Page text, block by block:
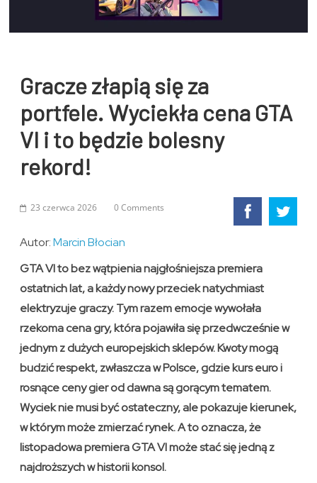
Gracze złapią się za
portfele. Wyciekła cena GTA
VI i to będzie bolesny
rekord!
23 czerwca 2026 0 Comments
Autor:Marcin Błocian
GTA VI to bez wątpienia najgłośniejsza premiera
ostatnich lat, a każdy nowy przeciek natychmiast
elektryzuje graczy. Tym razem emocje wywołała
rzekoma cena gry, która pojawiła się przedwcześnie w
jednym z dużych europejskich sklepów. Kwoty mogą
budzić respekt, zwłaszcza w Polsce, gdzie kurs euro i
rosnące ceny gier od dawna są gorącym tematem.
Wyciek nie musi być ostateczny, ale pokazuje kierunek,
w którym może zmierzać rynek. A to oznacza, że
listopadowa premiera GTA VI może stać się jedną z
najdroższych w historii konsol.